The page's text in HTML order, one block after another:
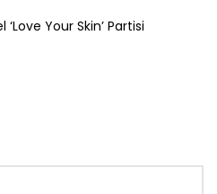
‘Love Your Skin’ Partisi